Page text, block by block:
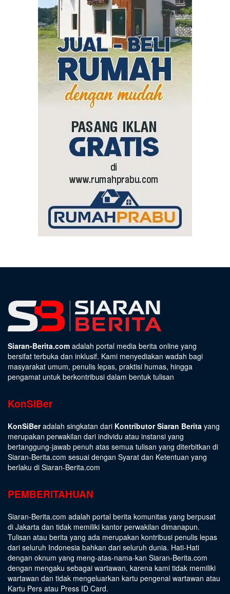
Siaran-Berita.com adalah portal media berita online yang
bersifat terbuka dan inklusif. Kami menyediakan wadah bagi
masyarakat umum, penulis lepas, praktisi humas, hingga
pengamat untuk berkontribusi dalam bentuk tulisan
KonSiBer
KonSiBeradalah singkatan dari Kontributor Siaran Berita yang
merupakan perwakilan dari individu atau instansi yang
bertanggung-jawab penuh atas semua tulisan yang diterbitkan di
Siaran-Berita.com sesuai dengan Syarat dan Ketentuan yang
berlaku di Siaran-Berita.com
PEMBERITAHUAN
Siaran-Berita.com adalah portal berita komunitas yang berpusat
di Jakarta dan tidak memiliki kantor perwakilan dimanapun.
Tulisan atau berita yang ada merupakan kontribusi penulis lepas
dari seluruh Indonesia bahkan dari seluruh dunia. Hati-Hati
dengan oknum yang meng-atas-nama-kan Siaran-Berita.com
dengan mengaku sebagai wartawan, karena kami tidak memiliki
wartawan dan tidak mengeluarkan kartu pengenal wartawan atau
Kartu Pers atau Press ID Card.